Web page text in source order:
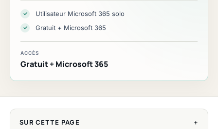
✓ Utilisateur Microsoft 365 solo
✓ Gratuit + Microsoft 365
ACCÈS
Gratuit + Microsoft 365
SUR CETTE PAGE +